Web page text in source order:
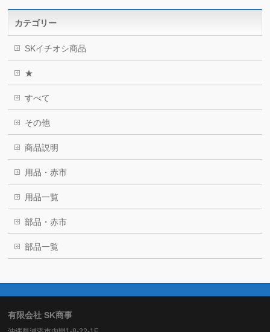
カテゴリー
SKイチオシ商品
★
すべて
その他
商品説明
用品・赤市
用品一覧
部品・赤市
部品一覧
有限会社 SK商事